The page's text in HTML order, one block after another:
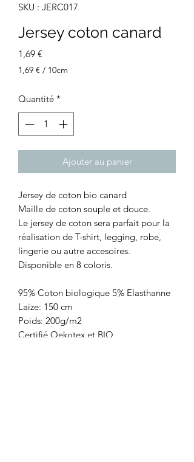
SKU : JERC017
Jersey coton canard
1,69 €
1,69 € / 10cm
10
Centimètres
Quantité *
Ajouter au panier
Jersey de coton bio canard
Maille de coton souple et douce.
Le jersey de coton sera parfait pour la
réalisation de T-shirt, legging, robe,
lingerie ou autre accesoires.
Disponible en 8 coloris.
95% Coton biologique 5% Elasthanne
Laize: 150 cm
Poids: 200g/m2
Certifié Oekotex et BIO